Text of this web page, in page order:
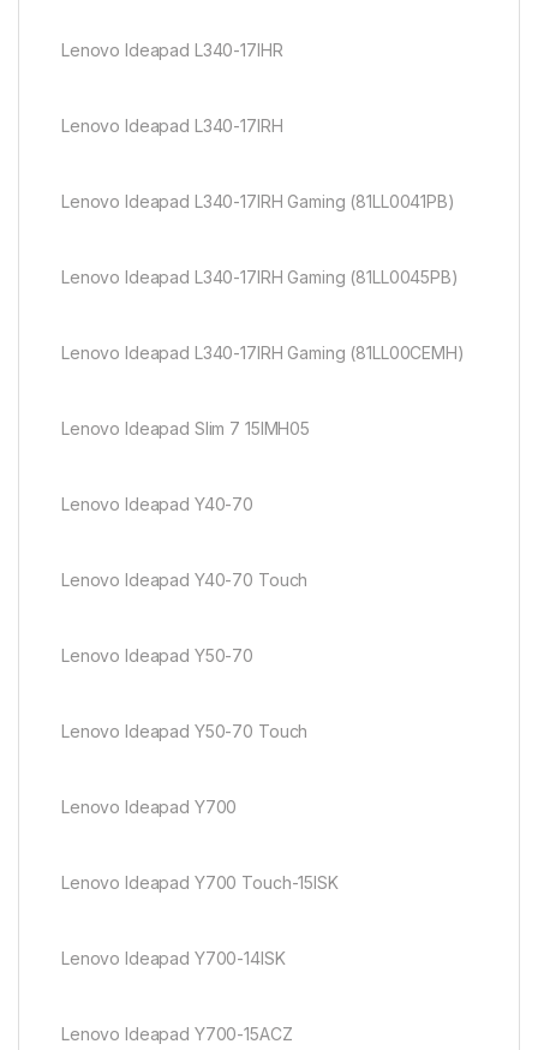
Lenovo Ideapad L340-17IHR
Lenovo Ideapad L340-17IRH
Lenovo Ideapad L340-17IRH Gaming (81LL0041PB)
Lenovo Ideapad L340-17IRH Gaming (81LL0045PB)
Lenovo Ideapad L340-17IRH Gaming (81LL00CEMH)
Lenovo Ideapad Slim 7 15IMH05
Lenovo Ideapad Y40-70
Lenovo Ideapad Y40-70 Touch
Lenovo Ideapad Y50-70
Lenovo Ideapad Y50-70 Touch
Lenovo Ideapad Y700
Lenovo Ideapad Y700 Touch-15ISK
Lenovo Ideapad Y700-14ISK
Lenovo Ideapad Y700-15ACZ